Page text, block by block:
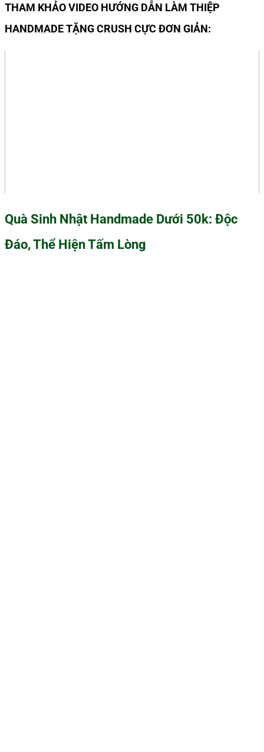
THAM KHẢO VIDEO HƯỚNG DẪN LÀM THIỆP
HANDMADE TẶNG CRUSH CỰC ĐƠN GIẢN:
Quà Sinh Nhật Handmade Dưới 50k: Độc
Đáo, Thể Hiện Tấm Lòng